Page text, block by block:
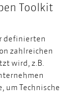
Toolkit
definierten
zahlreichen
wird, z.B.
um Technische